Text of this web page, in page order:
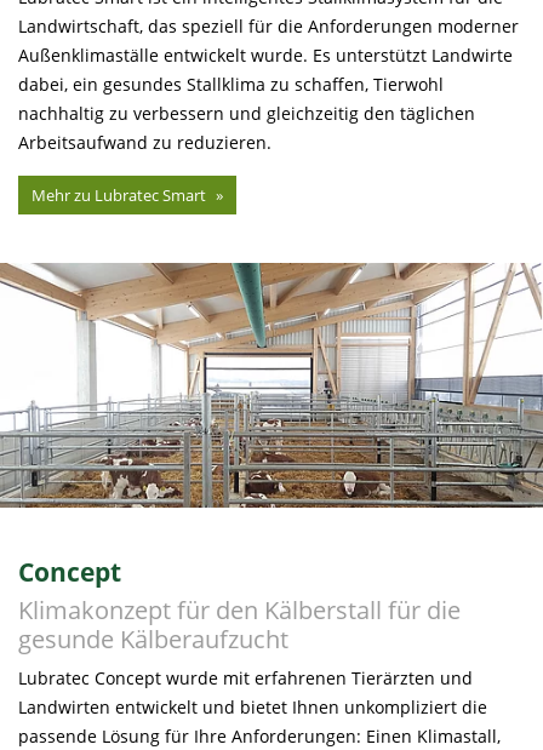
Landwirtschaft, das speziell für die Anforderungen moderner
Außenklimaställe entwickelt wurde. Es unterstützt Landwirte
dabei, ein gesundes Stallklima zu schaffen, Tierwohl
nachhaltig zu verbessern und gleichzeitig den täglichen
Arbeitsaufwand zu reduzieren.
Mehr zu Lubratec Smart
Concept
Klimakonzept für den Kälberstall für die
gesunde Kälberaufzucht
Lubratec Concept wurde mit erfahrenen Tierärzten und
Landwirten entwickelt und bietet Ihnen unkompliziert die
passende Lösung für Ihre Anforderungen: Einen Klimastall,